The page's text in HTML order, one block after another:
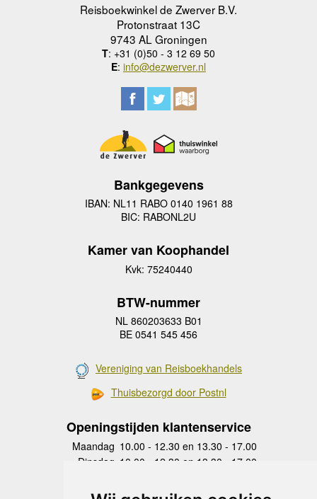
Reisboekwinkel de Zwerver B.V.
Protonstraat 13C
9743 AL Groningen
T: +31 (0)50 - 3 12 69 50
E: info@dezwerver.nl
Bankgegevens
IBAN: NL11 RABO 0140 1961 88
BIC: RABONL2U
Kamer van Koophandel
Kvk: 75240440
BTW-nummer
NL 860203633 B01
BE 0541 545 456
Vereniging van Reisboekhandels
Thuisbezorgd door Postnl
Openingstijden klantenservice
Maandag 10.00 - 12.30 en 13.30 - 17.00
Dinsdag 10.00 - 12.30 en 13.30 - 17.00
Donderdag
10.00 - 12.30 en 13.30 - 17.00